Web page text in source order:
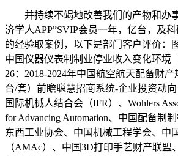
并持续不竭地改善我们的产物和办事
济学人APP”SVIP会员一年，亿台，及
的经验取案例，以下是部门客户评价：
中国仪器仪表制制业停业收入变化环境
26：2018-2024年中国航空航天配备财产
台/套）前瞻聪慧招商系统-企业投资动向
国际机械人结合会（IFR）、Wohlers
for Advancing Automation、中国配备制
东西工业协会、中国机械工程学会、中
（AMAc）、中国3D打印手艺财产联盟